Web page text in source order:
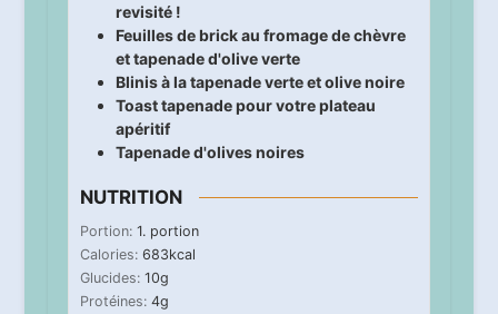
revisité !
Feuilles de brick au fromage de chèvre
et tapenade d'olive verte
Blinis à la tapenade verte et olive noire
Toast tapenade pour votre plateau
apéritif
Tapenade d'olives noires
NUTRITION
Portion: 1. portion
Calories: 683kcal
Glucides: 10g
Protéines: 4g